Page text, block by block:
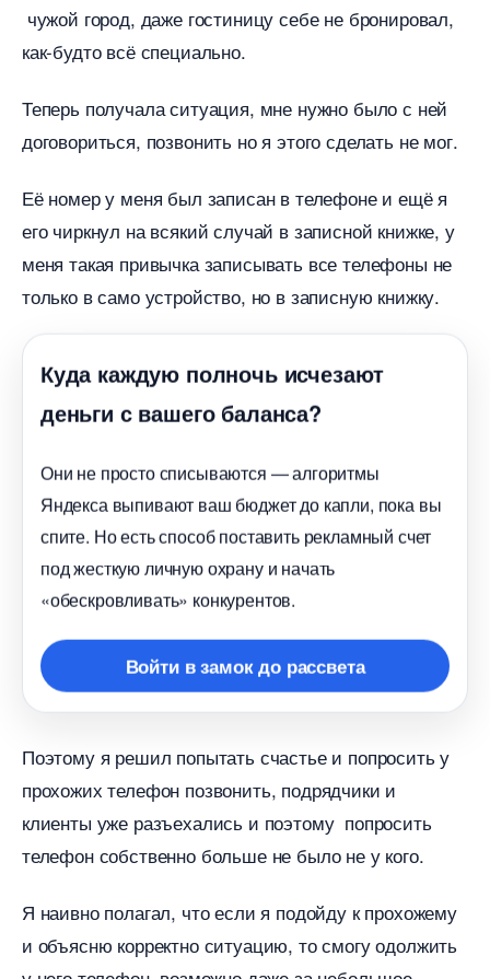
чужой город, даже гостиницу себе не бронировал,
как-будто всё специально.
Теперь получала ситуация, мне нужно было с ней
договориться, позвонить но я этого сделать не мог.
Её номер у меня был записан в телефоне и ещё я
его чиркнул на всякий случай в записной книжке, у
меня такая привычка записывать все телефоны не
только в само устройство, но в записную книжку.
Куда каждую полночь исчезают
деньги с вашего баланса?
Они не просто списываются — алгоритмы
Яндекса выпивают ваш бюджет до капли, пока вы
спите. Но есть способ поставить рекламный счет
под жесткую личную охрану и начать
«обескровливать» конкурентов.
ойти в замок до рассвета
Поэтому я решил попытать счастье и попросить у
прохожих телефон позвонить, подрядчики и
клиенты уже разъехались и поэтому попросить
телефон собственно больше не было не у кого.
Я наивно полагал, что если я подойду к прохожему
и объясню корректно ситуацию, то смогу одолжить